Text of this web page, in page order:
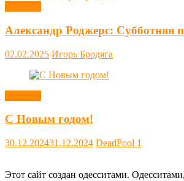
Александр Роджерс: Субботняя
02.02.2025 Игорь Бродяга
С Новым годом!
30.12.202431.12.2024 DeadPool 1
Этот сайт создан одесситами.